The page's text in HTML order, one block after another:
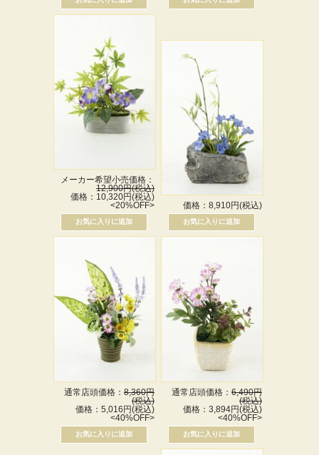
メーカー希望小売価格：
12,900円(税込)
価格：10,320円(税込)
<20%OFF>
価格：8,910円(税込)
通常店頭価格： 8,360円
(税込)
価格：5,016円(税込)
<40%OFF>
通常店頭価格： 6,490円
(税込)
価格：3,894円(税込)
<40%OFF>